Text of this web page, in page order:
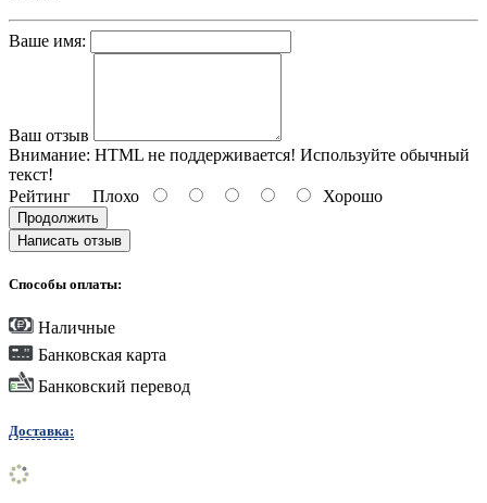
Ваше имя:
Ваш отзыв
Внимание: HTML не поддерживается! Используйте обычный
текст!
Рейтинг Плохо Хорошо
Продолжить
Написать отзыв
Способы оплаты:
Наличные
Банковская карта
Банковский перевод
Доставка: